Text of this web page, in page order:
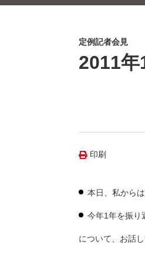
定例記者会見
2011
印刷
本日、私からは
今年1年を振り
について、お話し